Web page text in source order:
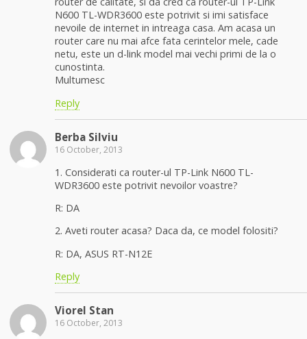
N600 TL-WDR3600 este potrivit si imi satisface
nevoile de internet in intreaga casa. Am acasa un
router care nu mai afce fata cerintelor mele, cade
netu, este un d-link model mai vechi primi de la o
cunostinta.
Multumesc
Reply
Berba Silviu
16 October, 2013
1. Considerati ca router-ul TP-Link N600 TL-
WDR3600 este potrivit nevoilor voastre?
R: DA
2. Aveti router acasa? Daca da, ce model folositi?
R: DA, ASUS RT-N12E
Reply
Viorel Stan
16 October, 2013